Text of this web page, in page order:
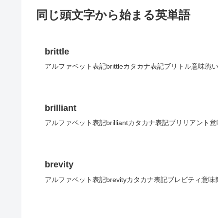
同じ頭文字から始まる英単語
brittle
アルファベット表記brittleカタカナ表記ブリトル意味脆
brilliant
アルファベット表記brilliantカタカナ表記ブリリアント意
brevity
アルファベット表記brevityカタカナ表記ブレビティ意味